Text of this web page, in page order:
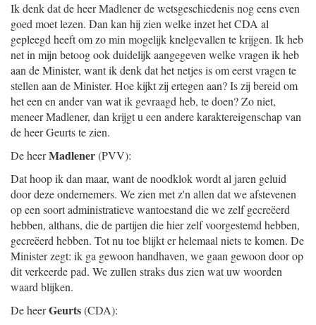
Ik denk dat de heer Madlener de wetsgeschiedenis nog eens even
goed moet lezen. Dan kan hij zien welke inzet het CDA al
gepleegd heeft om zo min mogelijk knelgevallen te krijgen. Ik heb
net in mijn betoog ook duidelijk aangegeven welke vragen ik heb
aan de Minister, want ik denk dat het netjes is om eerst vragen te
stellen aan de Minister. Hoe kijkt zij ertegen aan? Is zij bereid om
het een en ander van wat ik gevraagd heb, te doen? Zo niet,
meneer Madlener, dan krijgt u een andere karaktereigenschap van
de heer Geurts te zien.
De heerMadlener(PVV):
Dat hoop ik dan maar, want de noodklok wordt al jaren geluid
door deze ondernemers. We zien met z'n allen dat we afstevenen
op een soort administratieve wantoestand die we zelf gecreëerd
hebben, althans, die de partijen die hier zelf voorgestemd hebben,
gecreëerd hebben. Tot nu toe blijkt er helemaal niets te komen. De
Minister zegt: ik ga gewoon handhaven, we gaan gewoon door op
dit verkeerde pad. We zullen straks dus zien wat uw woorden
waard blijken.
De heerGeurts(CDA):